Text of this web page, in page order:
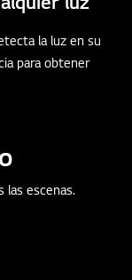
la luz en su
para obtener
las escenas.